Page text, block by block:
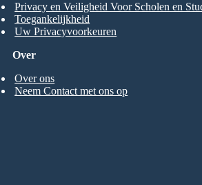
Over
Over ons
Neem Contact met ons op
Privacy en Veiligheid Voor Scholen en
Toegankelijkheid
Uw Privacyvoorkeuren